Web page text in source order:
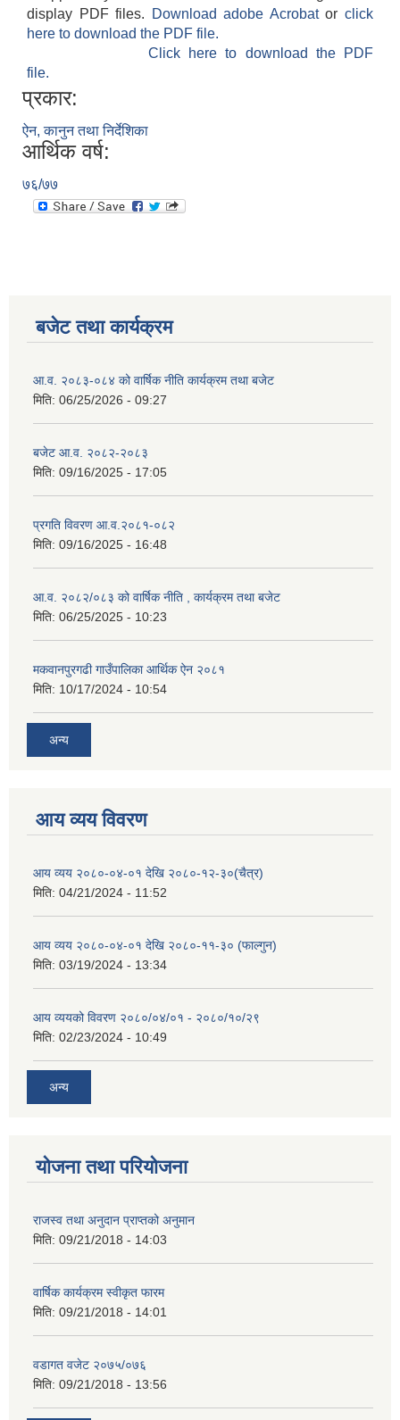
display PDF files.
Download adobe Acrobatorclick
here to download the PDF file.
Click here to download the PDF
file.
प्रकार:
ऐन, कानुन तथा निर्देशिका
आर्थिक वर्ष:
७६/७७
बजेट तथा कार्यक्रम
आ.व. २०८३-०८४ को वार्षिक नीति कार्यक्रम तथा बजेट
मिति: 06/25/2026 - 09:27
बजेट आ.व. २०८२-२०८३
मिति: 09/16/2025 - 17:05
प्रगति विवरण आ.व.२०८१-०८२
मिति: 09/16/2025 - 16:48
आ.व. २०८२/०८३ को वार्षिक नीति , कार्यक्रम तथा बजेट
मिति: 06/25/2025 - 10:23
मकवानपुरगढी गाउँपालिका आर्थिक ‌‌‌ऐन २०८१
मिति: 10/17/2024 - 10:54
अन्य
आय व्यय विवरण
आय व्यय २०८०-०४-०१ देखि २०८०-१२-३०(चैत्र)
मिति: 04/21/2024 - 11:52
आय व्यय २०८०-०४-०१ देखि २०८०-११-३० (फाल्गुन)
मिति: 03/19/2024 - 13:34
आय व्ययको विवरण २०८०/०४/०१ - २०८०/१०/२९
मिति: 02/23/2024 - 10:49
अन्य
योजना तथा परियोजना
राजस्व तथा अनुदान प्राप्तको अनुमान
मिति: 09/21/2018 - 14:03
वार्षिक कार्यक्रम स्वीकृत फारम
मिति: 09/21/2018 - 14:01
वडागत वजेट २०७५/०७६
मिति: 09/21/2018 - 13:56